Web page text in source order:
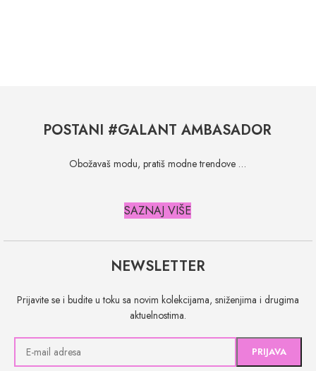
POSTANI #GALANT AMBASADOR
Obožavaš modu, pratiš modne trendove …
SAZNAJ VIŠE
NEWSLETTER
Prijavite se i budite u toku sa novim kolekcijama, sniženjima i drugima
aktuelnostima.